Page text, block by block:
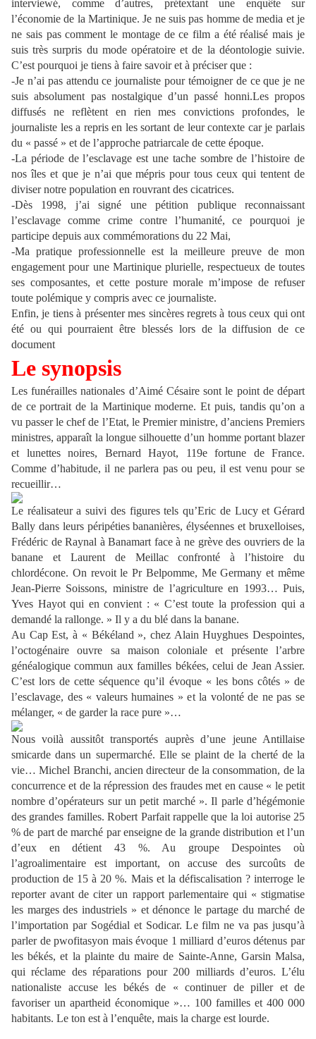
interviewé, comme d’autres, prétextant une enquête sur
l’économie de la Martinique. Je ne suis pas homme de media et je
ne sais pas comment le montage de ce film a été réalisé mais je
suis très surpris du mode opératoire et de la déontologie suivie.
C’est pourquoi je tiens à faire savoir et à préciser que :
-Je n’ai pas attendu ce journaliste pour témoigner de ce que je ne
suis absolument pas nostalgique d’un passé honni.Les propos
diffusés ne reflètent en rien mes convictions profondes, le
journaliste les a repris en les sortant de leur contexte car je parlais
du « passé » et de l’approche patriarcale de cette époque.
-La période de l’esclavage est une tache sombre de l’histoire de
nos îles et que je n’ai que mépris pour tous ceux qui tentent de
diviser notre population en rouvrant des cicatrices.
-Dès 1998, j’ai signé une pétition publique reconnaissant
l’esclavage comme crime contre l’humanité, ce pourquoi je
participe depuis aux commémorations du 22 Mai,
-Ma pratique professionnelle est la meilleure preuve de mon
engagement pour une Martinique plurielle, respectueux de toutes
ses composantes, et cette posture morale m’impose de refuser
toute polémique y compris avec ce journaliste.
Enfin, je tiens à présenter mes sincères regrets à tous ceux qui ont
été ou qui pourraient être blessés lors de la diffusion de ce
document
Le synopsis
Les funérailles nationales d’Aimé Césaire sont le point de départ
de ce portrait de la Martinique moderne. Et puis, tandis qu’on a
vu passer le chef de l’Etat, le Premier ministre, d’anciens Premiers
ministres, apparaît la longue silhouette d’un homme portant blazer
et lunettes noires, Bernard Hayot, 119e fortune de France.
Comme d’habitude, il ne parlera pas ou peu, il est venu pour se
recueillir…
Le réalisateur a suivi des figures tels qu’Eric de Lucy et Gérard
Bally dans leurs péripéties bananières, élyséennes et bruxelloises,
Frédéric de Raynal à Banamart face à ne grève des ouvriers de la
banane et Laurent de Meillac confronté à l’histoire du
chlordécone. On revoit le Pr Belpomme, Me Germany et même
Jean-Pierre Soissons, ministre de l’agriculture en 1993… Puis,
Yves Hayot qui en convient : « C’est toute la profession qui a
demandé la rallonge. » Il y a du blé dans la banane.
Au Cap Est, à « Békéland », chez Alain Huyghues Despointes,
l’octogénaire ouvre sa maison coloniale et présente l’arbre
généalogique commun aux familles békées, celui de Jean Assier.
C’est lors de cette séquence qu’il évoque « les bons côtés » de
l’esclavage, des « valeurs humaines » et la volonté de ne pas se
mélanger, « de garder la race pure »…
Nous voilà aussitôt transportés auprès d’une jeune Antillaise
smicarde dans un supermarché. Elle se plaint de la cherté de la
vie… Michel Branchi, ancien directeur de la consommation, de la
concurrence et de la répression des fraudes met en cause « le petit
nombre d’opérateurs sur un petit marché ». Il parle d’hégémonie
des grandes familles. Robert Parfait rappelle que la loi autorise 25
% de part de marché par enseigne de la grande distribution et l’un
d’eux en détient 43 %. Au groupe Despointes où
l’agroalimentaire est important, on accuse des surcoûts de
production de 15 à 20 %. Mais et la défiscalisation ? interroge le
reporter avant de citer un rapport parlementaire qui « stigmatise
les marges des industriels » et dénonce le partage du marché de
l’importation par Sogédial et Sodicar. Le film ne va pas jusqu’à
parler de pwofitasyon mais évoque 1 milliard d’euros détenus par
les békés, et la plainte du maire de Sainte-Anne, Garsin Malsa,
qui réclame des réparations pour 200 milliards d’euros. L’élu
nationaliste accuse les békés de « continuer de piller et de
favoriser un apartheid économique »… 100 familles et 400 000
habitants. Le ton est à l’enquête, mais la charge est lourde.